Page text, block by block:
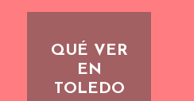
QUÉ VER
EN
TOLEDO